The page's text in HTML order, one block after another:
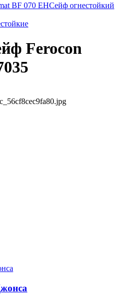
BF 070 EHСейф огнестойкий
Ferocon